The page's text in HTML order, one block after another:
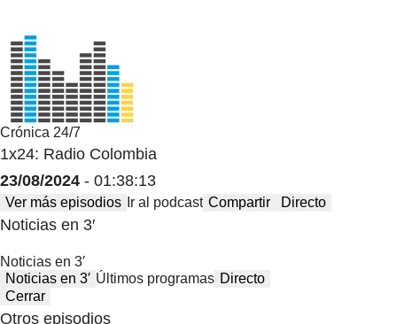
Crónica 24/7
1x24: Radio Colombia
23/08/2024 - 01:38:13
Ver más episodios Ir al podcast Compartir Directo
Noticias en 3′
Noticias en 3′
Noticias en 3′ Últimos programas Directo
Cerrar
Otros episodios